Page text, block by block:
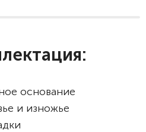
основание
и изножье